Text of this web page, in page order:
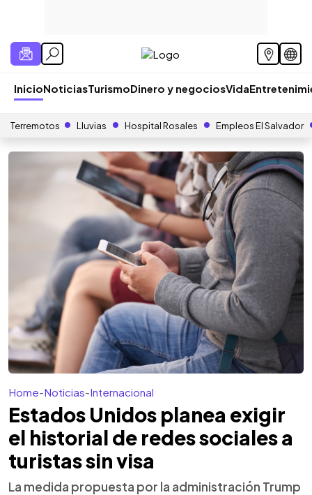
InicioNoticiasTurismoDinero y negociosVida
Terremotos Lluvias Hospital Rosales Empleos El Salvador
Home-Noticias-Internacional
Estados Unidos planea exigir
el historial de redes sociales a
turistas sin visa
La medida propuesta por la administración Trump